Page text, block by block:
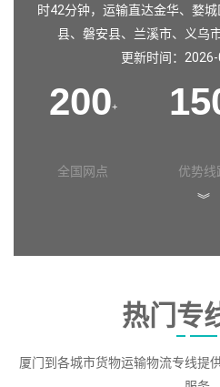
时42分钟，运输直达金华、 婺城
县、 磐安县、 兰溪市、 义乌
更新时间：
200+
全国网点 优势线
︾
热门专
厦门到各城市货物运输物流专线提